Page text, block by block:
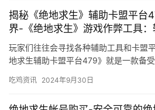
揭秘《绝地求生》辅助卡盟平台
界-《绝地求生》游戏作弊工具
剖析
玩家们往往会寻找各种辅助工具和卡盟
地求生辅助卡盟平台479》就是一款备
吃鸡资讯 2024年9月30日